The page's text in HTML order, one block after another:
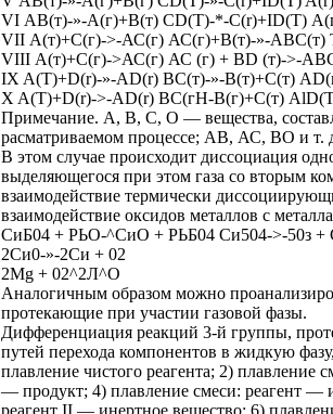
VI АВ(т)-»-А(г)+В(т) CD(T)-*-C(r)+ID(T)
VII А(т)+С(г)->-АС(г) АС(г)+В(т)-»-АВС(т)
VIII А(т)+С(г)->АС(г) АС (г) + BD (т)->-АВС
IX A(T)+D(r)-»-AD(r) ВС(т)-»-В(т)+С(т)
X A(T)+D(r)->-AD(r) ВС(гН-В(г)+С(т)
Примечание. А, В, С, О — вещества,
расматриваемом процессе; АВ, АС, ВО и т.
В этом случае происходит диссоциация
выделяющегося при этом газа со вторым
взаимодействие термически
взаимодействие оксидов металлов с
СиБ04 + РЬО-^СиО + РЬБ04 Си504->-50з
2Си0-»-2Си + 02
2Mg + 02^2Л^О
Аналогичным образом можно
протекающие при участии газовой фазы.
Дифференциация реакций 3-й группы,
путей перехода компонентов в жидкую
плавление чистого реагента; 2) плавление
— продукт; 4) плавление смеси: реагент —
реагент II — инертное вещество; 6)